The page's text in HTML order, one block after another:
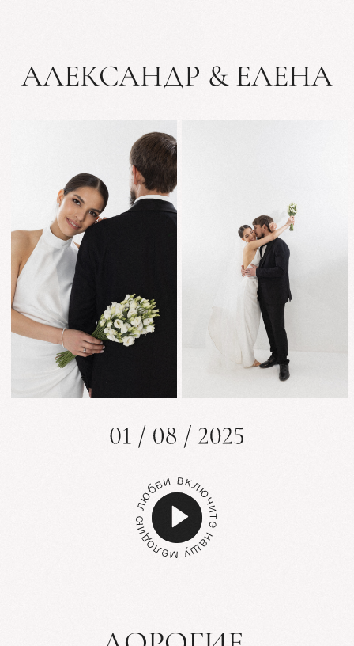
ВЫ ПРИГЛАШЕНЫ
НА СВАДЬБУ
Вы - наша семья и наши друзья,
и мы не представляем этот особенный
день без вашей поддержки и любви.
Мы очень ждем вас на нашей свадьбе!
ЛЮБИМЫЕ ГОСТИ!
ЛОКАЦИЯ